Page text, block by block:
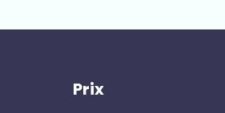
Prix